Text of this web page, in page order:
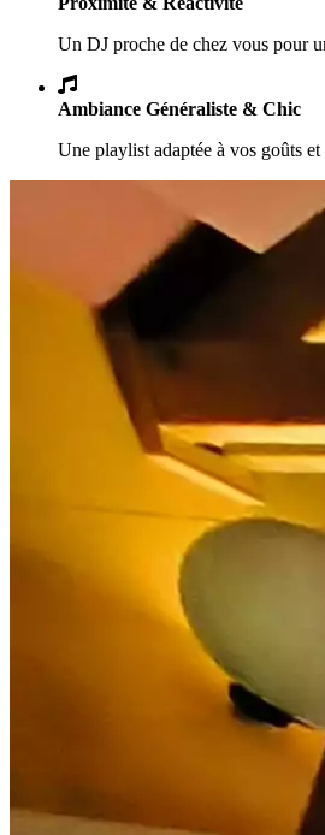
Un DJ proche de chez vous pour
Ambiance Généraliste & Chic
Une playlist adaptée à vos goûts